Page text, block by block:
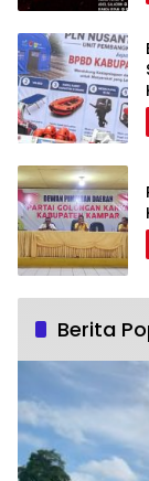
Berita